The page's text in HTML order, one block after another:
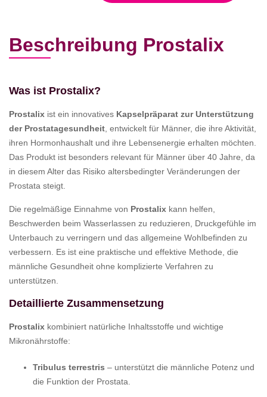
Beschreibung Prostalix
Was ist Prostalix?
Prostalix ist ein innovatives Kapselpräparat zur Unterstützung
der Prostatagesundheit , entwickelt für Männer, die ihre Aktivität,
ihren Hormonhaushalt und ihre Lebensenergie erhalten möchten.
Das Produkt ist besonders relevant für Männer über 40 Jahre, da
in diesem Alter das Risiko altersbedingter Veränderungen der
Prostata steigt.
Die regelmäßige Einnahme von Prostalix kann helfen,
Beschwerden beim Wasserlassen zu reduzieren, Druckgefühle im
Unterbauch zu verringern und das allgemeine Wohlbefinden zu
verbessern. Es ist eine praktische und effektive Methode, die
männliche Gesundheit ohne komplizierte Verfahren zu
unterstützen.
Detaillierte Zusammensetzung
Prostalix kombiniert natürliche Inhaltsstoffe und wichtige
Mikronährstoffe:
Tribulus terrestris – unterstützt die männliche Potenz und
die Funktion der Prostata.